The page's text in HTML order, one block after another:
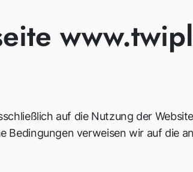
auf die Nutzung der
Bedingungen verweisen wir auf die